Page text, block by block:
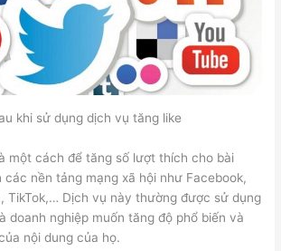
khi sử dụng dịch vụ tăng like
một cách để tăng số lượt thích cho bài
các nền tảng mạng xã hội như Facebook,
TikTok,… Dịch vụ này thường được sử dụng
doanh nghiệp muốn tăng độ phổ biến và
nội dung của họ.